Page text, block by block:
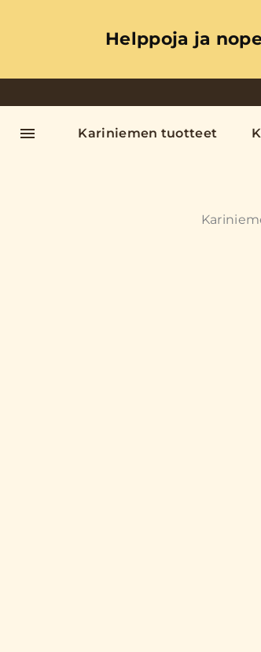
Helppoja ja
Kariniemen tuotteet